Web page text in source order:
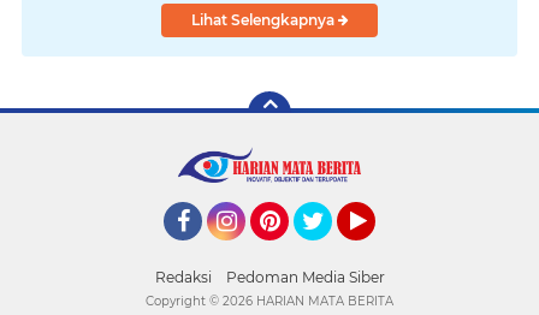
Lihat Selengkapnya
Redaksi Pedoman Media Siber
Copyright © 2026 HARIAN MATA BERITA